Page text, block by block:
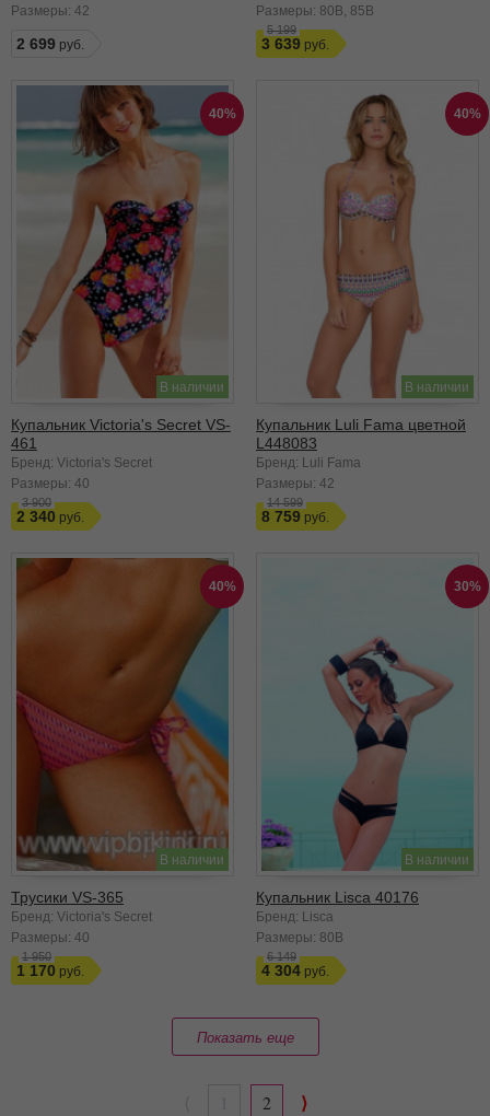
Размеры: 42
2 699
Размеры: 80B 85B
5 199
3 639
40%
В наличии
Купальник Victoria's Secret VS-
461
Бренд: Victoria's Secret
Размеры: 40
3 900
2 340
40%
В наличии
Купальник Luli Fama цветной
L448083
Бренд: Luli Fama
Размеры: 42
14 599
8 759
40%
В наличии
Трусики VS-365
Бренд: Victoria's Secret
Размеры: 40
1 950
1 170
30%
В наличии
Купальник Lisca 40176
Бренд: Lisca
Размеры: 80B
6 149
4 304
Показать еще
2 ⟩